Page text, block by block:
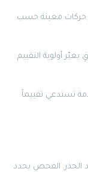
حركات معينة حسب
أولوية التقييم
تستدعي تقييماً
الفحص يحدد